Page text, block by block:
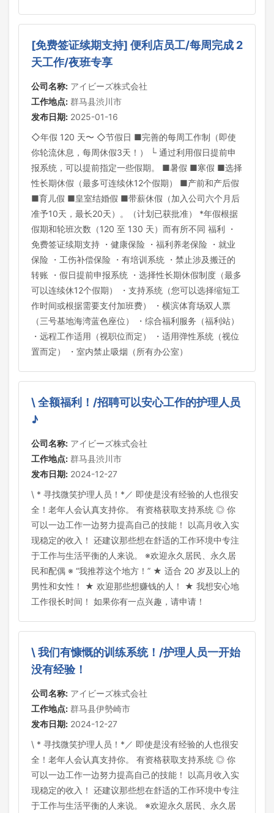
[免费签证续期支持] 便利店员工/每周完成 2
天工作/夜班专享
公司名称: アイビーズ株式会社
工作地点: 群马县渋川市
发布日期: 2025-01-16
◇年假 120 天〜 ◇节假日 ■完善的每周工作制（即使
你轮流休息，每周休假3天！） └ 通过利用假日提前申
报系统，可以提前指定一些假期。 ■暑假 ■寒假 ■选择
性长期休假（最多可连续休12个假期） ■产前和产后假
■育儿假 ■皇室结婚假 ■带薪休假（加入公司六个月后
准予10天，最长20天）。（计划已获批准） *年假根据
假期和轮班次数（120 至 130 天）而有所不同 福利 ・
免费签证续期支持 ・健康保险 ・福利养老保险 ・就业
保险 ・工伤补偿保险 ・有培训系统 ・禁止涉及搬迁的
转账 ・假日提前申报系统 ・选择性长期休假制度（最多
可以连续休12个假期） ・支持系统（您可以选择缩短工
作时间或根据需要支付加班费） ・横滨体育场双人票
（三号基地海湾蓝色座位） ・综合福利服务（福利站）
・远程工作适用（视职位而定） ・适用弹性系统（视位
置而定） ・室内禁止吸烟（所有办公室）
\ 全额福利！/招聘可以安心工作的护理人员
♪
公司名称: アイビーズ株式会社
工作地点: 群马县渋川市
发布日期: 2024-12-27
\ * 寻找微笑护理人员！*／ 即使是没有经验的人也很安
全！老年人会认真支持你。 有资格获取支持系统 ◎ 你
可以一边工作一边努力提高自己的技能！ 以高月收入实
现稳定的收入！ 还建议那些想在舒适的工作环境中专注
于工作与生活平衡的人来说。 ※欢迎永久居民、永久居
民和配偶 ※ “我推荐这个地方！” ★ 适合 20 岁及以上的
男性和女性！ ★ 欢迎那些想赚钱的人！ ★ 我想安心地
工作很长时间！ 如果你有一点兴趣，请申请！
\ 我们有慷慨的训练系统！/护理人员一开始
没有经验！
公司名称: アイビーズ株式会社
工作地点: 群马县伊勢崎市
发布日期: 2024-12-27
\ * 寻找微笑护理人员！*／ 即使是没有经验的人也很安
全！老年人会认真支持你。 有资格获取支持系统 ◎ 你
可以一边工作一边努力提高自己的技能！ 以高月收入实
现稳定的收入！ 还建议那些想在舒适的工作环境中专注
于工作与生活平衡的人来说。 ※欢迎永久居民、永久居